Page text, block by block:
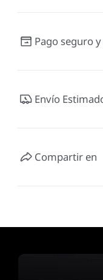
Pago seguro
Envío
Compartir en